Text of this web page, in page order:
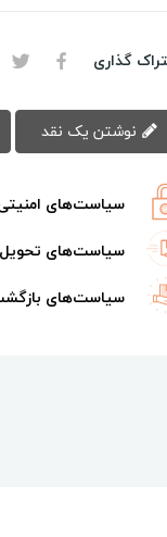
گذاری
سیاست‌های
سیاست‌های تحویل
سیاست‌های